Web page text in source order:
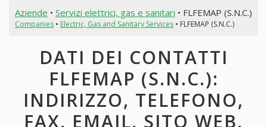
Aziende • Servizi elettrici, gas e sanitari • FLFEMAP (S.N.C.)
Companies• Electric, Gas and Sanitary Services• FLFEMAP (S.N.C.)
DATI DEI CONTATTI
FLFEMAP (S.N.C.):
INDIRIZZO, TELEFONO,
FAX, EMAIL, SITO WEB,